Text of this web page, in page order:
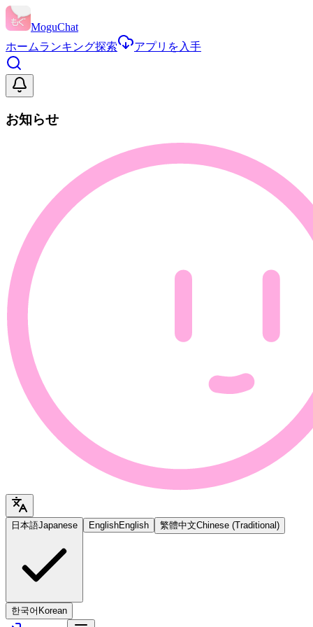
MoguChat
ホームランキング探索 アプリを入手
お知らせ
日本語Japanese EnglishEnglish 繁體中文Chinese (Traditional)
한국어 Korean